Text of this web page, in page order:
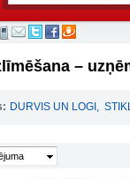
–
DURVIS UN LOGI ,